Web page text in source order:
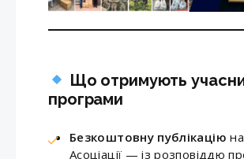
Що отримують
програми
Безкоштовну публікацію
Асоціації — із розповіддю